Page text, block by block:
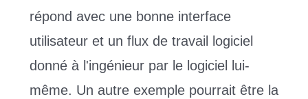
répond avec une bonne interface
utilisateur et un flux de travail logiciel
donné à l'ingénieur par le logiciel lui-
même. Un autre exemple pourrait être la